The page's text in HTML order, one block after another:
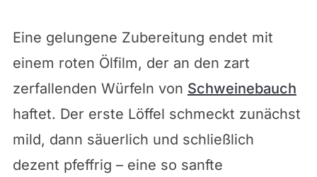
Eine gelungene Zubereitung endet mit
einem roten Ölfilm, der an den zart
zerfallenden Würfeln von Schweinebauch
haftet. Der erste Löffel schmeckt zunächst
mild, dann säuerlich und schließlich
dezent pfeffrig – eine so sanfte